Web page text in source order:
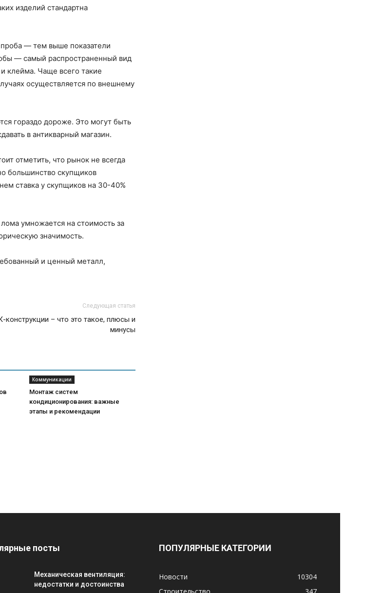
изделий стандартна
— тем выше показатели
— самый распространенный вид
клейма. Чаще всего такие
осуществляется по внешнему
гораздо дороже. Это могут быть
в антикварный магазин.
отметить, что рынок не всегда
большинство скупщиков
ставка у скупщиков на 30-40%
умножается на стоимость за
значимость.
и ценный металл,
Следующая статья
конструкции – что это такое, плюсы и
минусы
Коммуникации
Монтаж систем
кондиционирования: важные
этапы и рекомендации
посты
Механическая вентиляция:
недостатки и достоинства
ПОПУЛЯРНЫЕ КАТЕГОРИИ
Новости
10304